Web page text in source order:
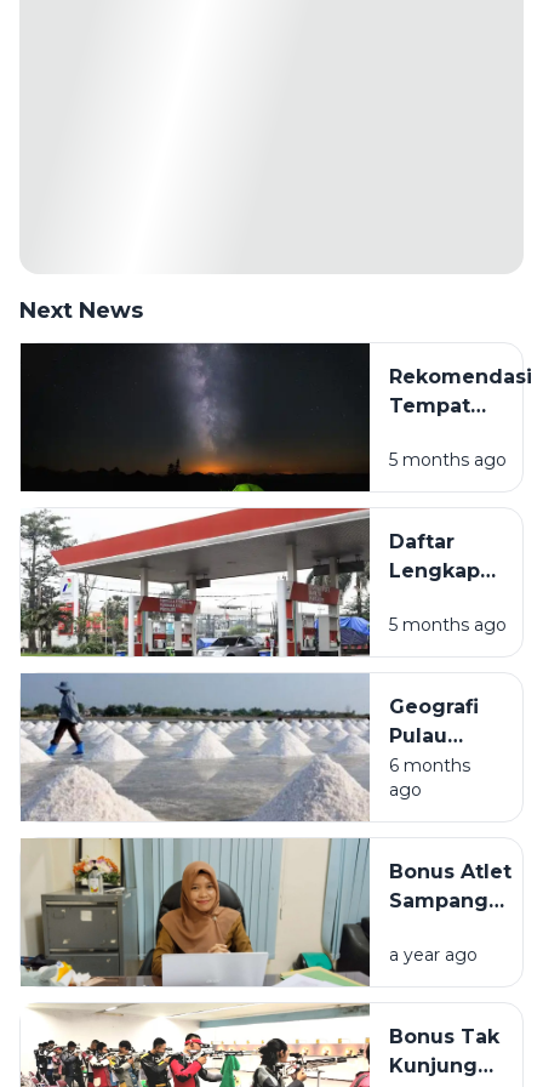
Next News
Rekomendasi
Tempat
di Sampang
Madura
Liburan Akhir
Pekan
5 months ago
Daftar
Lengkap
SPBU di
Sampang
dan
Fasilitasnya
5 months ago
Geografi
Pulau
Madura:
Mengulas
Kondisi
Potensi
Produksi
Nasional
6 months
ago
Bonus Atlet
Sampang
Disporabudpar
Sebut
Hibah Tak
Mencukupi
a year ago
Bonus Tak
Kunjung